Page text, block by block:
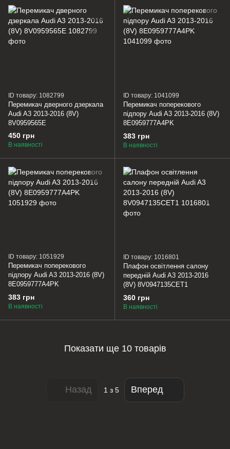
ID товару: 1082799
Перемикач дверного дзеркала
Audi A3 2013-2016 (8V)
8V0959565E
450 грн
В наявності
ID товару: 1041099
Перемикач поперекового
підпору Audi A3 2013-2016 (8V)
8E0959777A4PK
383 грн
В наявності
ID товару: 1051929
Перемикач поперекового
підпору Audi A3 2013-2016 (8V)
8E0959777A4PK
383 грн
В наявності
ID товару: 1016801
Плафон освітлення салону
передній Audi A3 2013-2016
(8V) 8V0947135CET1
360 грн
В наявності
Показати ще 10 товарів
Назад 1 з 5 Вперед